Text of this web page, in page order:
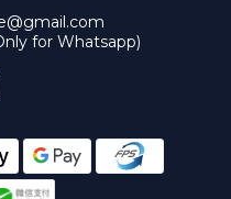
for Whatsapp)